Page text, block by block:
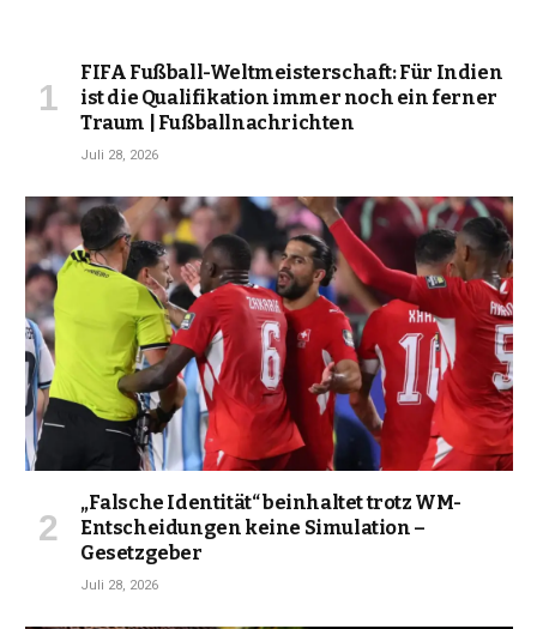
FIFA Fußball-Weltmeisterschaft: Für Indien
ist die Qualifikation immer noch ein ferner
Traum | Fußballnachrichten
Juli 28, 2026
„Falsche Identität“ beinhaltet trotz WM-
Entscheidungen keine Simulation –
Gesetzgeber
Juli 28, 2026